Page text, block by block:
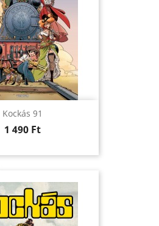
Kockás 91
Ár
1 490 Ft